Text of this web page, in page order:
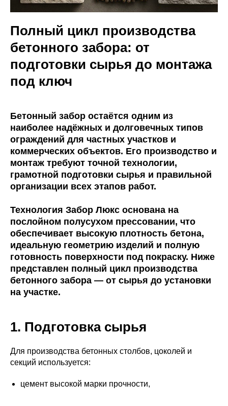
Полный цикл производства
бетонного забора: от
подготовки сырья до монтажа
под ключ
Бетонный забор остаётся одним из
наиболее надёжных и долговечных типов
ограждений для частных участков и
коммерческих объектов. Его производство и
монтаж требуют точной технологии,
грамотной подготовки сырья и правильной
организации всех этапов работ.
Технология Забор Люкс основана на
послойном полусухом прессовании, что
обеспечивает высокую плотность бетона,
идеальную геометрию изделий и полную
готовность поверхности под покраску. Ниже
представлен полный цикл производства
бетонного забора — от сырья до установки
на участке.
1. Подготовка сырья
Для производства бетонных столбов, цоколей и
секций используется:
цемент высокой марки прочности,